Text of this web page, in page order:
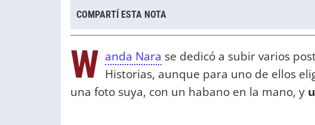
COMPARTÍ ESTA NOTA
W anda Nara se dedicó a subir varios
Historias, aunque para uno de ellos
una foto suya, con un habano en la mano, y